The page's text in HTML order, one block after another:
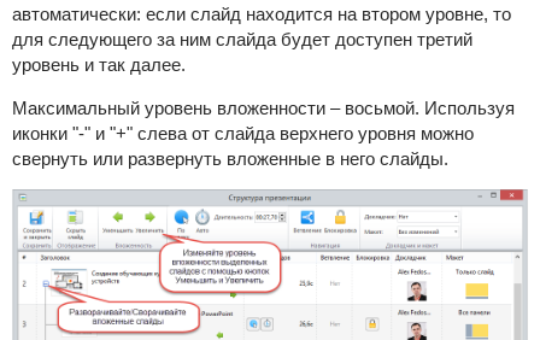
автоматически: если слайд находится на втором уровне, то
для следующего за ним слайда будет доступен третий
уровень и так далее.
Максимальный уровень вложенности – восьмой. Используя
иконки "-" и "+" слева от слайда верхнего уровня можно
свернуть или развернуть вложенные в него слайды.